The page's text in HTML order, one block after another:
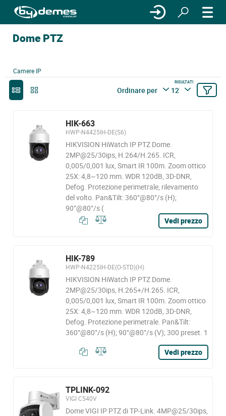
Dome PTZ
Camere IP
Ordinare per
RISULTATI
12
HIK-663
HWP-N4425IH-DE(S6)
HIKVISION HiWatch IP PTZ Dome.
2MP@25/30ips, H.264/H.265. ICR,
0,005/0,001 lux, Smart IR 100m. Zoom ottico
25X: 4,8~120 mm. WDR 120dB, 3D-DNR,
Defog. Protezione perimetrale, rilevamento
del volto. Pan&Tilt: 360°@80°/s (H);
90°@80°/s (
Vedi prezzo
HIK-789
HWP-N4225IH-DE(O-STD)(H)
HIKVISION HiWatch IP PTZ Dome.
2MP@25/30ips, H.265+/H.265. ICR,
0,005/0,001 lux, Smart IR 100m. Zoom ottico
25X: 4,8~120 mm. WDR 120dB, 3D-DNR,
Defog. Protezione perimetrale. Pan&Tilt:
360°@80°/s (H); 90°@80°/s (V); 300 preset. 1
Vedi prezzo
TPLINK-092
VIGI C540V
Dome VIGI IP PTZ di TP-Link. 4MP@25/30ips,